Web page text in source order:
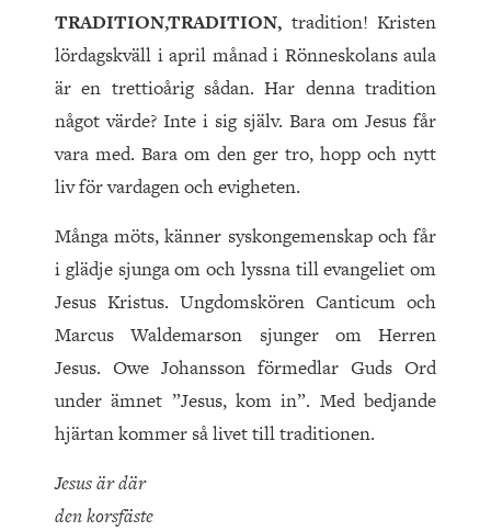
TRADITION,TRADITION, tradition! Kristen
lördagskväll i april månad i Rönneskolans aula
är en trettioårig sådan. Har denna tradition
något värde? Inte i sig själv. Bara om Jesus får
vara med. Bara om den ger tro, hopp och nytt
liv för vardagen och evigheten.
Många möts, känner syskongemenskap och får
i glädje sjunga om och lyssna till evangeliet om
Jesus Kristus. Ungdomskören Canticum och
Marcus Waldemarson sjunger om Herren
Jesus. Owe Johansson förmedlar Guds Ord
under ämnet ”Jesus, kom in”. Med bedjande
hjärtan kommer så livet till traditionen.
Jesus är där
den korsfäste